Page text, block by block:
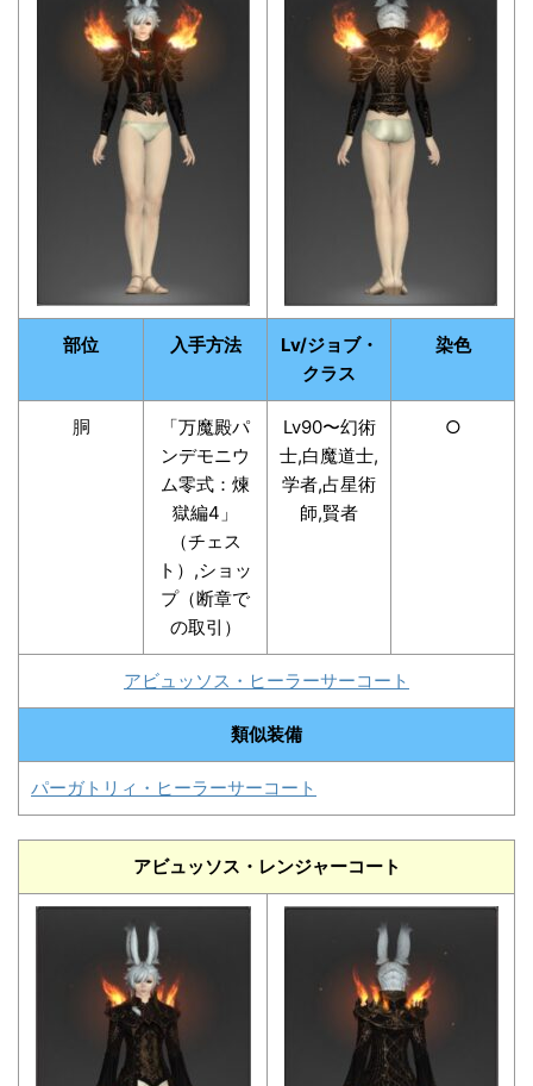
部位 入手方法
Lv/ジョブ・
クラス
染色
胴
「万魔殿パ
ンデモニウ
ム零式：煉
獄編4」
（チェス
ト）,ショッ
プ（断章で
の取引）
Lv90〜幻術
士,白魔道士,
学者,占星術
師,賢者
○
アビュッソス・ヒーラーサーコート
類似装備
パーガトリィ・ヒーラーサーコート
アビュッソス・レンジャーコート